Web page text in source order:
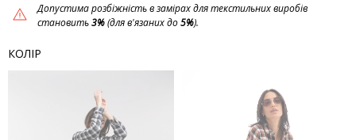
Допустима розбіжність в замірах для текстильних виробів
становить3%(для в'язаних до5%).
КОЛІР